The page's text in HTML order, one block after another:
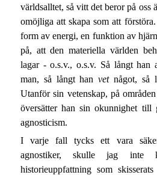
världsalltet, så vitt det beror på oss
omöjliga att skapa som att
form av energi, en funktion av
på, att den materiella världen
lagar - o.s.v., o.s.v. Så långt han
man, så långt hanvetnågot, så
Utanför sin vetenskap, på
översätter han sin okunnighet till
agnosticism.
I varje fall tycks ett vara
agnostiker, skulle jag inte
historieuppfattning som